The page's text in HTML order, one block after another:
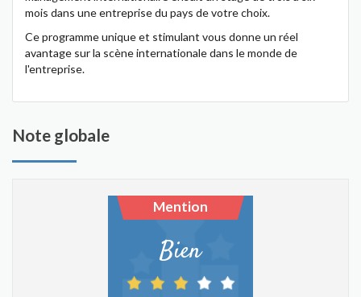
mois dans une entreprise du pays de votre choix.
Ce programme unique et stimulant vous donne un réel
avantage sur la scène internationale dans le monde de
l'entreprise.
Note globale
Mention
Bien